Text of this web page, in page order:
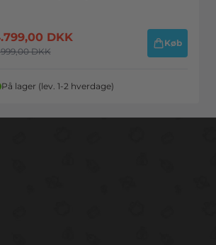
DKK
DKK
Køb
På lager (lev. 1-2 hverdage)